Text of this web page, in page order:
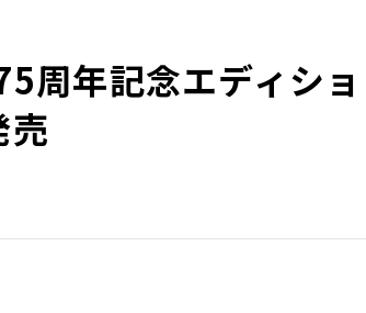
周年記念エディショ
売